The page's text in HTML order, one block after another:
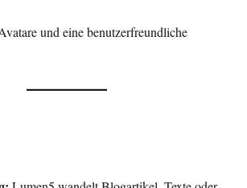
und eine benutzerfreundliche